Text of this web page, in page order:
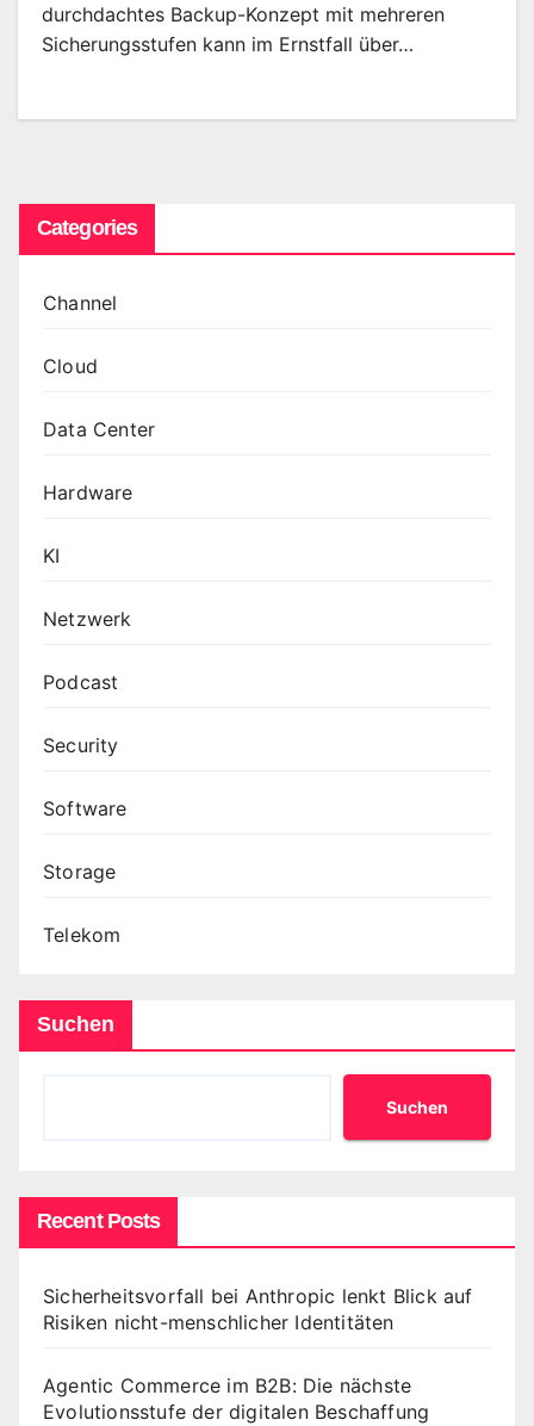
durchdachtes Backup-Konzept mit mehreren
Sicherungsstufen kann im Ernstfall über…
Categories
Channel
Cloud
Data Center
Hardware
KI
Netzwerk
Podcast
Security
Software
Storage
Telekom
Suchen
Suchen
Recent Posts
Sicherheitsvorfall bei Anthropic lenkt Blick auf
Risiken nicht-menschlicher Identitäten
Agentic Commerce im B2B: Die nächste
Evolutionsstufe der digitalen Beschaffung